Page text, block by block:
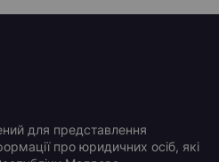
для представлення
про юридичних осіб, які